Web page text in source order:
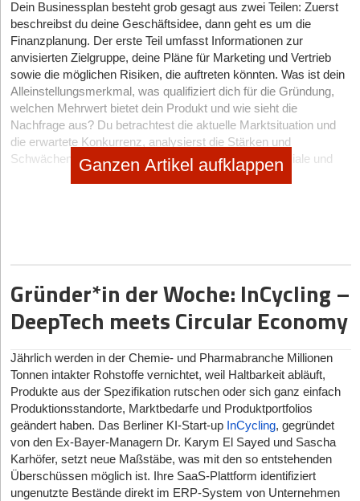
Dein Businessplan besteht grob gesagt aus zwei Teilen: Zuerst
beschreibst du deine Geschäftsidee, dann geht es um die
Finanzplanung. Der erste Teil umfasst Informationen zur
anvisierten Zielgruppe, deine Pläne für Marketing und Vertrieb
sowie die möglichen Risiken, die auftreten könnten. Was ist dein
Alleinstellungsmerkmal, was qualifiziert dich für die Gründung,
welchen Mehrwert bietet dein Produkt und wie sieht die
Nachfrage aus? Du betrachtest die aktuelle Marktsituation und
die erwartete Konkurrenz, analysierst die Stärken und
Schwächen deines Unternehmens und deckst Potenziale und
Wie du siehst, ist ein Businessplan ziemlich komplex und es gibt
einiges zu beachten. Außerdem sollte er professionell aussehen
und idealerweise mit Grafiken und Diagrammen anschaulich
Geschäftspartner überzeugen kannst. Daher lohnt es sich, nicht
einfach drauf loszuschreiben, sondern dich von Businessplan-
Software unterstützen zu lassen, die dich Schritt für Schritt durch
den Prozess führt, hilfreiche Informationen bereitstellt, deine
Eingaben prüft, automatisch Berechnungen durchführt und
Zahlen grafisch aufbereitet.
Wir haben uns acht Businessplan-Tools näher angesehen und
verglichen. Sie sind allesamt DSGVO-konform und haben ein
Ganzen Artikel aufklappen
Gründer*in der Woche: InCycling –
DeepTech meets Circular Economy
Jährlich werden in der Chemie- und Pharmabranche Millionen
Tonnen intakter Rohstoffe vernichtet, weil Haltbarkeit abläuft,
Produkte aus der Spezifikation rutschen oder sich ganz einfach
Produktionsstandorte, Marktbedarfe und Produktportfolios
geändert haben. Das Berliner KI-Start-up InCycling, gegründet
von den Ex-Bayer-Managern Dr. Karym El Sayed und Sascha
Karhöfer, setzt neue Maßstäbe, was mit den so entstehenden
Überschüssen möglich ist. Ihre SaaS-Plattform identifiziert
ungenutzte Bestände direkt im ERP-System von Unternehmen